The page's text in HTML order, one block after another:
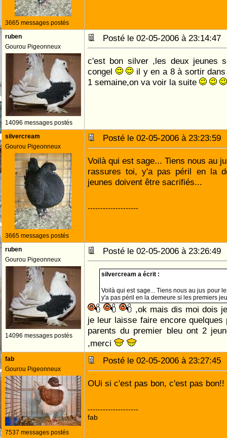
3665 messages postés
ruben
Gourou Pigeonneux
14096 messages postés
Posté le 02-05-2006 à
c'est bon silver ,les deux jeunes
congel
il y en a 8 à sortir
1 semaine,on va voir la suite
silvercream
Gourou Pigeonneux
3665 messages postés
Posté le 02-05-2006 à
Voilà qui est sage... Tiens nous au
rassures toi, y'a pas péril en la
jeunes doivent être sacrifiés...
--------------------
ruben
Gourou Pigeonneux
14096 messages postés
Posté le 02-05-2006 à
silvercream a écrit :
Voilà qui est sage... Tiens nous au jus pour
y'a pas péril en la demeure si les premiers
,ok mais dis moi dois
je leur laisse faire encore
parents du premier bleu ont 2
,merci
fab
Gourou Pigeonneux
7537 messages postés
Posté le 02-05-2006 à
OUi si c'est pas bon, c'est pas bon!!
--------------------
fab